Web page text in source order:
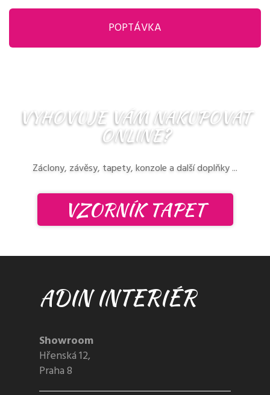
POPTÁVKA
VYHOVUJE VÁM NAKUPOVAT
ONLINE?
Záclony, závěsy, tapety, konzole a další doplňky ...
VZORNÍK TAPET
ADIN INTERIÉR
Showroom
Hřenská 12,
Praha 8